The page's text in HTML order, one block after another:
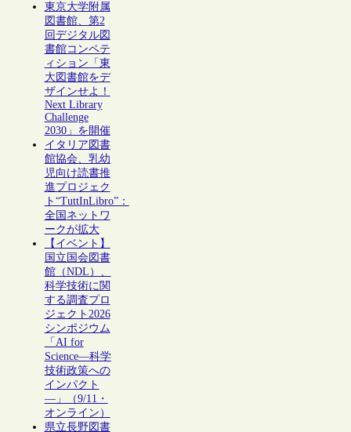
東京大学附属
図書館、第2
回デジタル図
書館コンペテ
ィション「東
大図書館をデ
ザインせよ！
Next Library
Challenge
2030」を開催
イタリア図書
館協会、乳幼
児向け読書推
進プロジェク
ト“TuttInLibro”：
全国ネットワ
ークが拡大
【イベント】
国立国会図書
館（NDL）、
科学技術に関
する調査プロ
ジェクト2026
シンポジウム
「AI for
Science―科学
技術政策への
インパクト
―」（9/11・
オンライン）
県立長野図書